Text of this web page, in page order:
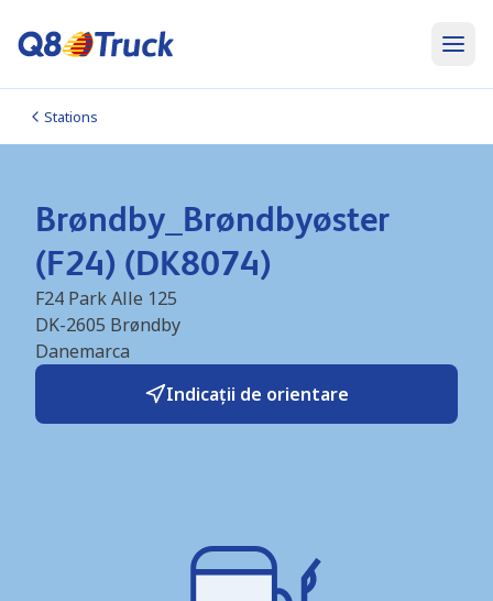
Stations
Brøndby_Brøndbyøster
(F24) (DK8074)
F24 Park Alle 125
DK-2605 Brøndby
Danemarca
Indicații de orientare